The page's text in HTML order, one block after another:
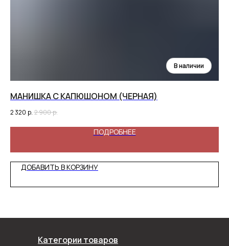
МАНИШКА С КАПЮШОНОМ (ЧЕРНАЯ)
2 320 р. 2 900р.
ПОДРОБНЕЕ
ДОБАВИТЬ В КОРЗИНУ
Категории товаров